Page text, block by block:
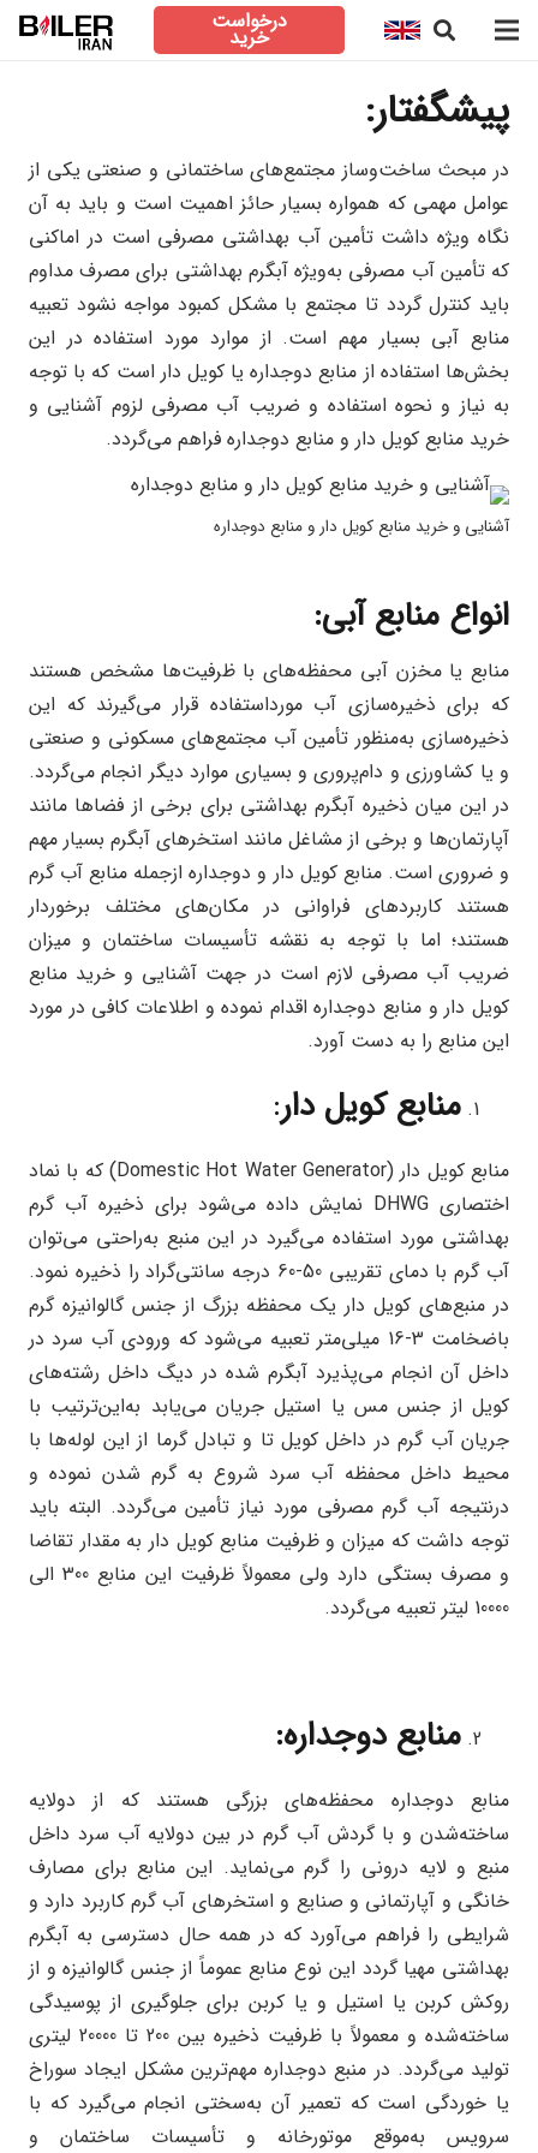
درخواست
خرید
پیشگفتار:
در مبحث ساخت‌وساز مجتمع‌های ساختمانی و صنعتی یکی از
عوامل مهمی که همواره بسیار حائز اهمیت است و باید به آن
نگاه ویژه داشت تأمین آب بهداشتی مصرفی است در اماکنی
که تأمین آب مصرفی به‌ویژه آبگرم بهداشتی برای مصرف مداوم
باید کنترل گردد تا مجتمع با مشکل کمبود مواجه نشود تعبیه
منابع آبی بسیار مهم است. از موارد مورد استفاده در این
بخش‌ها استفاده از منابع دوجداره یا کویل دار است که با توجه
به نیاز و نحوه استفاده و ضریب آب مصرفی لزوم آشنایی و
خرید منابع کویل دار و منابع دوجداره فراهم می‌گردد.
آشنایی و خرید منابع کویل دار و منابع دوجداره
انواع منابع آبی:
منابع یا مخزن آبی محفظه‌های با ظرفیت‌ها مشخص هستند
که برای ذخیره‌سازی آب مورداستفاده قرار می‌گیرند که این
ذخیره‌سازی به‌منظور تأمین آب مجتمع‌های مسکونی و صنعتی
و یا کشاورزی و دام‌پروری و بسیاری موارد دیگر انجام می‌گردد.
در این میان ذخیره آبگرم بهداشتی برای برخی از فضاها مانند
آپارتمان‌ها و برخی از مشاغل مانند استخرهای آبگرم بسیار مهم
و ضروری است. منابع کویل دار و دوجداره ازجمله منابع آب گرم
هستند کاربردهای فراوانی در مکان‌های مختلف برخوردار
هستند؛ اما با توجه به نقشه تأسیسات ساختمان و میزان
ضریب آب مصرفی لازم است در جهت آشنایی و خرید منابع
کویل دار و منابع دوجداره اقدام نموده و اطلاعات کافی در مورد
این منابع را به دست آورد.
منابع کویل دار:
منابع کویل دار (Domestic Hot Water Generator) که با نماد
اختصاری DHWG نمایش داده می‌شود برای ذخیره آب گرم
بهداشتی مورد استفاده می‌گیرد در این منبع به‌راحتی می‌توان
آب گرم با دمای تقریبی 50-60 درجه سانتی‌گراد را ذخیره نمود.
در منبع‌های کویل دار یک محفظه بزرگ از جنس گالوانیزه گرم
باضخامت 3-16 میلی‌متر تعبیه می‌شود که ورودی آب سرد در
داخل آن انجام می‌پذیرد آبگرم شده در دیگ داخل رشته‌های
کویل از جنس مس یا استیل جریان می‌یابد به‌این‌ترتیب با
جریان آب گرم در داخل کویل تا و تبادل گرما از این لوله‌ها با
محیط داخل محفظه آب سرد شروع به گرم شدن نموده و
درنتیجه آب گرم مصرفی مورد نیاز تأمین می‌گردد. البته باید
توجه داشت که میزان و ظرفیت منابع کویل دار به مقدار تقاضا
و مصرف بستگی دارد ولی معمولاً ظرفیت این منابع 300 الی
10000 لیتر تعبیه می‌گردد.
منابع دوجداره:
منابع دوجداره محفظه‌های بزرگی هستند که از دولایه
ساخته‌شدن و با گردش آب گرم در بین دولایه آب سرد داخل
منبع و لایه درونی را گرم می‌نماید. این منابع برای مصارف
خانگی و آپارتمانی و صنایع و استخرهای آب گرم کاربرد دارد و
شرایطی را فراهم می‌آورد که در همه حال دسترسی به آبگرم
بهداشتی مهیا گردد این نوع منابع عموماً از جنس گالوانیزه و از
روکش کربن یا استیل و یا کربن برای جلوگیری از پوسیدگی
ساخته‌شده و معمولاً با ظرفیت ذخیره بین 200 تا 20000 لیتری
تولید می‌گردد. در منبع دوجداره مهم‌ترین مشکل ایجاد سوراخ
یا خوردگی است که تعمیر آن به‌سختی انجام می‌گیرد که با
سرویس به‌موقع موتورخانه و تأسیسات ساختمان و